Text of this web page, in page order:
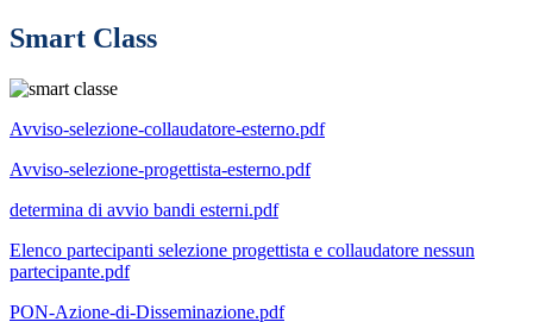
Smart Class
Avviso-selezione-collaudatore-esterno.pdf
Avviso-selezione-progettista-esterno.pdf
determina di avvio bandi esterni.pdf
Elenco partecipanti selezione progettista e collaudatore nessun
partecipante.pdf
PON-Azione-di-Disseminazione.pdf